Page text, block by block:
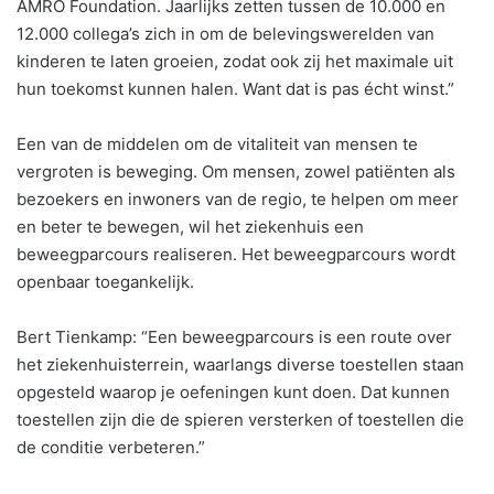
AMRO Foundation. Jaarlijks zetten tussen de 10.000 en
12.000 collega’s zich in om de belevingswerelden van
kinderen te laten groeien, zodat ook zij het maximale uit
hun toekomst kunnen halen. Want dat is pas écht winst.”
Een van de middelen om de vitaliteit van mensen te
vergroten is beweging. Om mensen, zowel patiënten als
bezoekers en inwoners van de regio, te helpen om meer
en beter te bewegen, wil het ziekenhuis een
beweegparcours realiseren. Het beweegparcours wordt
openbaar toegankelijk.
Bert Tienkamp: “Een beweegparcours is een route over
het ziekenhuisterrein, waarlangs diverse toestellen staan
opgesteld waarop je oefeningen kunt doen. Dat kunnen
toestellen zijn die de spieren versterken of toestellen die
de conditie verbeteren.”